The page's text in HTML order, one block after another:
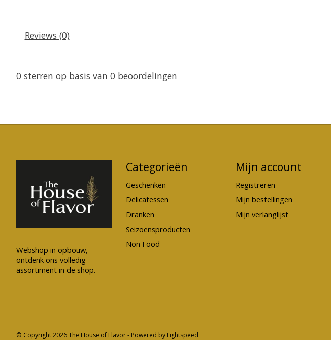
Reviews (0)
0 sterren op basis van 0 beoordelingen
Webshop in opbouw,
ontdenk ons volledig
assortiment in de shop.
Categorieën
Geschenken
Delicatessen
Dranken
Seizoensproducten
Non Food
Mijn account
Registreren
Mijn bestellingen
Mijn verlanglijst
© Copyright 2026 The House of Flavor - Powered by Lightspeed